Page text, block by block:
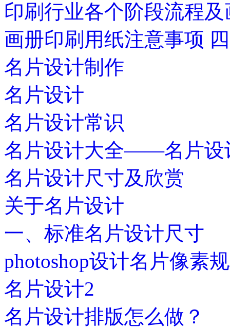
印刷行业各个阶段流程
画册印刷用纸注意事项
名片设计制作
名片设计
名片设计常识
名片设计大全——名片设
名片设计尺寸及欣赏
关于名片设计
一、标准名片设计尺寸
photoshop设计名片像素
名片设计2
名片设计排版怎么做？